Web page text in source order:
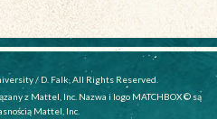
/ D. Falk, All Rights Reserved.
z Mattel, Inc. Nazwa i logo MATCHBOX © są
Mattel, Inc.